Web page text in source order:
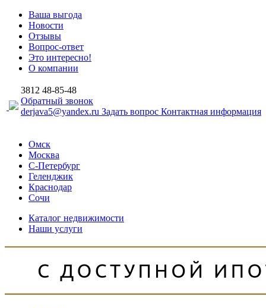
Ваша выгода
Новости
Отзывы
Вопрос-ответ
Это интересно!
О компании
3812 48-85-48
Обратный звонок
derjava5@yandex.ru Задать вопрос Контактная информация
Омск
Москва
С-Петербург
Геленджик
Краснодар
Сочи
Каталог недвижимости
Наши услуги